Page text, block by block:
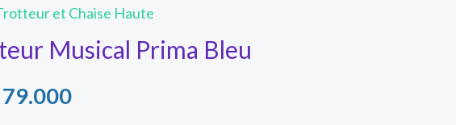
et Chaise Haute
Musical Prima Bleu
79.000